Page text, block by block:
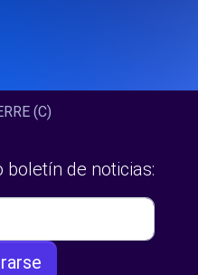
(C)
de noticias: